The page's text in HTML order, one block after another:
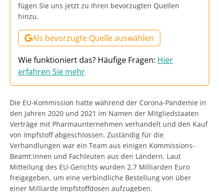
fügen Sie uns jetzt zu Ihren bevorzugten Quellen
hinzu.
Als bevorzugte Quelle auswählen
Wie funktioniert das? Häufige Fragen: Hier
erfahren Sie mehr
Die EU-Kommission hatte während der Corona-Pandemie in
den Jahren 2020 und 2021 im Namen der Mitgliedstaaten
Verträge mit Pharmaunternehmen verhandelt und den Kauf
von Impfstoff abgeschlossen. Zuständig für die
Verhandlungen war ein Team aus einigen Kommissions-
Beamt:innen und Fachleuten aus den Ländern. Laut
Mitteilung des EU-Gerichts wurden 2,7 Milliarden Euro
freigegeben, um eine verbindliche Bestellung von über
einer Milliarde Impfstoffdosen aufzugeben.